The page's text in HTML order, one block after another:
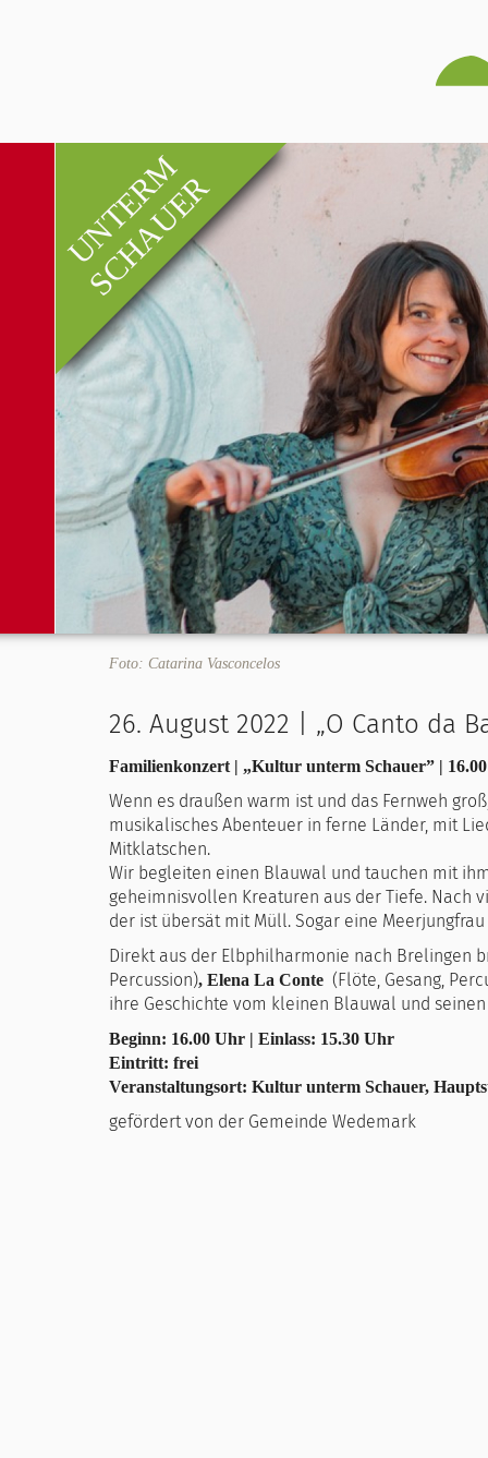
UNTERM
SCHAUER
Foto: Catarina Vasconcelos
26. August 2022 | „O Canto da
Familienkonzert | „Kultur unterm Schauer” |
Wenn es draußen warm ist und das Fernweh
musikalisches Abenteuer in ferne Länder, mit
Mitklatschen.
Wir begleiten einen Blauwal und tauchen mit
geheimnisvollen Kreaturen aus der Tiefe. Nach
der ist übersät mit Müll. Sogar eine
Direkt aus der Elbphilharmonie nach Brelingen
Percussion), Elena La Conte (Flöte, Gesang,
ihre Geschichte vom kleinen Blauwal und
Beginn: 16.00 Uhr | Einlass: 15.30 Uhr
Eintritt: frei
Veranstaltungsort: Kultur unterm Schauer,
gefördert von der Gemeinde Wedemark